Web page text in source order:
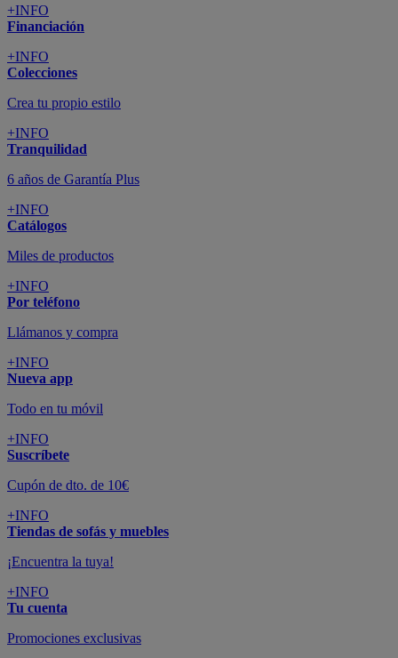
+INFO
Financiación
+INFO
Colecciones
Crea tu propio estilo
+INFO
Tranquilidad
6 años de Garantía Plus
+INFO
Catálogos
Miles de productos
+INFO
Por teléfono
Llámanos y compra
+INFO
Nueva app
Todo en tu móvil
+INFO
Suscríbete
Cupón de dto. de 10€
+INFO
Tiendas de sofás y muebles
¡Encuentra la tuya!
+INFO
Tu cuenta
Promociones exclusivas